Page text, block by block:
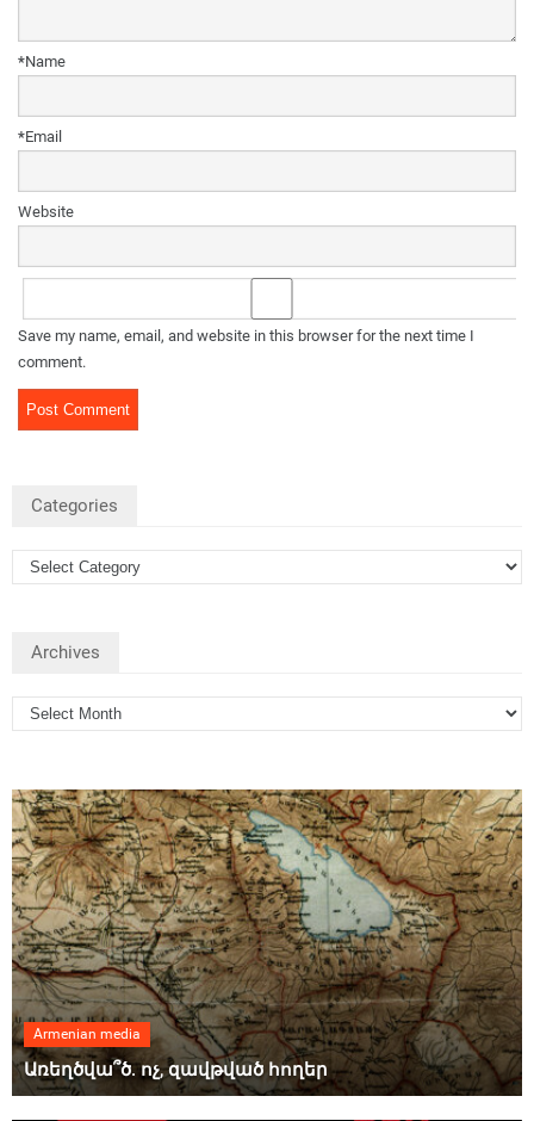
Name
*
Email
*
Website
Save my name, email, and website in this browser for the next time I
comment.
Categories
Archives
Armenian media
Առեղծվա՞ծ. ոչ, զավթված հողեր